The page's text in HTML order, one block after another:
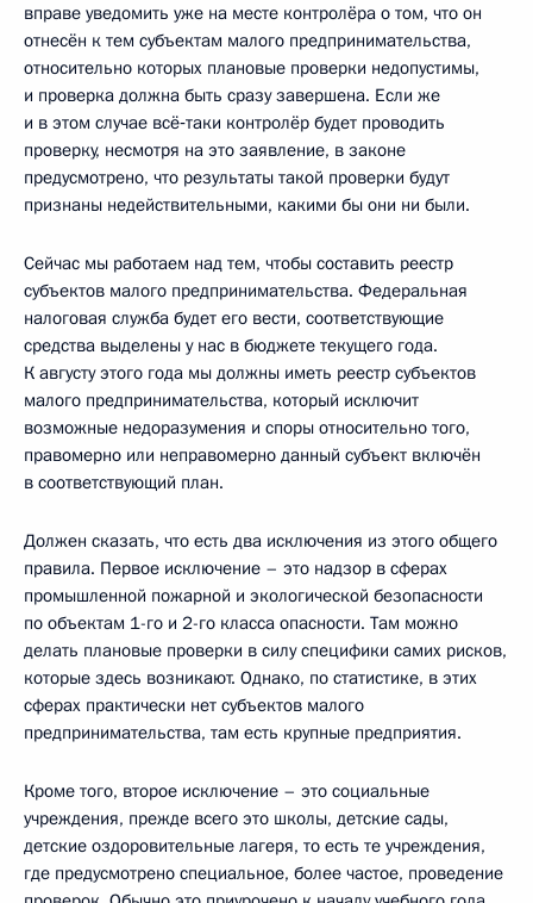
вправе уведомить уже на месте контролёра о том, что он
отнесён к тем субъектам малого предпринимательства,
относительно которых плановые проверки недопустимы,
и проверка должна быть сразу завершена. Если же
и в этом случае всё‑таки контролёр будет проводить
проверку, несмотря на это заявление, в законе
предусмотрено, что результаты такой проверки будут
признаны недействительными, какими бы они ни были.
Сейчас мы работаем над тем, чтобы составить реестр
субъектов малого предпринимательства. Федеральная
налоговая служба будет его вести, соответствующие
средства выделены у нас в бюджете текущего года.
К августу этого года мы должны иметь реестр субъектов
малого предпринимательства, который исключит
возможные недоразумения и споры относительно того,
правомерно или неправомерно данный субъект включён
в соответствующий план.
Должен сказать, что есть два исключения из этого общего
правила. Первое исключение – это надзор в сферах
промышленной пожарной и экологической безопасности
по объектам 1-го и 2-го класса опасности. Там можно
делать плановые проверки в силу специфики самих рисков,
которые здесь возникают. Однако, по статистике, в этих
сферах практически нет субъектов малого
предпринимательства, там есть крупные предприятия.
Кроме того, второе исключение – это социальные
учреждения, прежде всего это школы, детские сады,
детские оздоровительные лагеря, то есть те учреждения,
где предусмотрено специальное, более частое, проведение